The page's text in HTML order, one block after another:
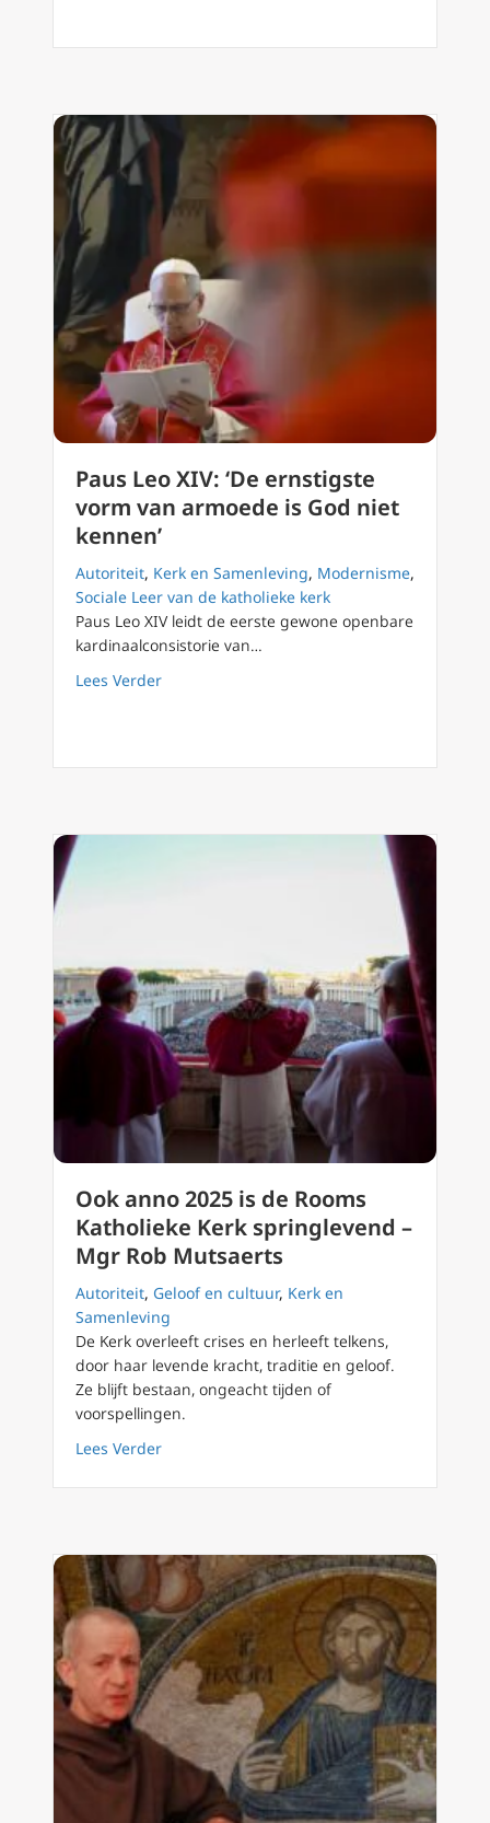
Paus Leo XIV: ‘De ernstigste
vorm van armoede is God niet
kennen’
Autoriteit, Kerk en Samenleving, Modernisme,
Sociale Leer van de katholieke kerk
Paus Leo XIV leidt de eerste gewone openbare
kardinaalconsistorie van…
Lees Verderabout Paus Leo XIV: ‘De ernstigste vorm
Ook anno 2025 is de Rooms
Katholieke Kerk springlevend –
Mgr Rob Mutsaerts
Autoriteit, Geloof en cultuur, Kerk en
Samenleving
De Kerk overleeft crises en herleeft telkens,
door haar levende kracht, traditie en geloof.
Ze blijft bestaan, ongeacht tijden of
voorspellingen.
Lees Verderabout Ook anno 2025 is de Rooms